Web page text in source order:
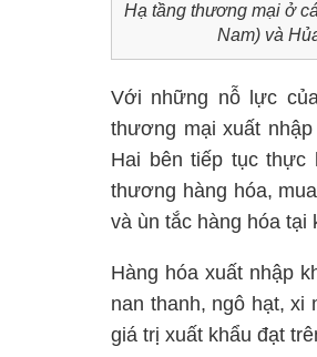
Hạ tầng thương mại ở
Nam) và
Với những nỗ lực
thương mại xuất
Hai bên tiếp tục thực
thương hàng hóa,
và ùn tắc hàng hóa tại
Hàng hóa xuất nhập
nan thanh, ngô hạt, xi
giá trị xuất khẩu đạt